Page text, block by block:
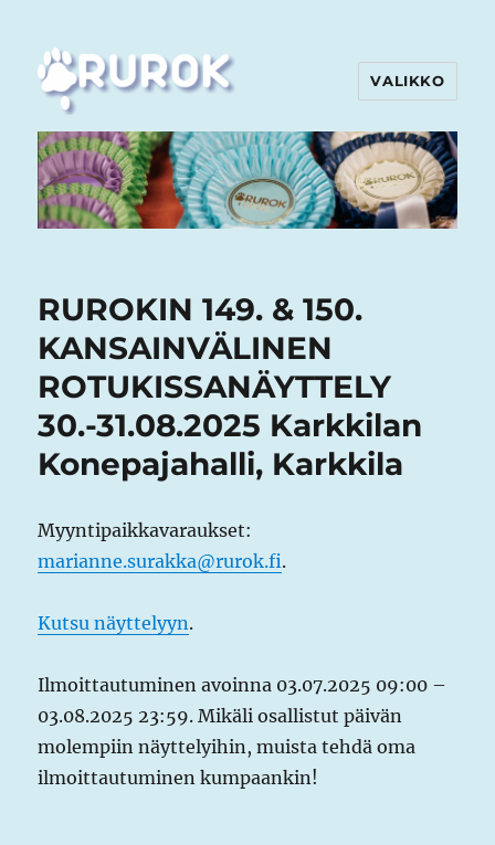
Rurok
VALIKKO
RUROKIN 149. & 150.
KANSAINVÄLINEN
ROTUKISSANÄYTTELY
30.-31.08.2025 Karkkilan
Konepajahalli, Karkkila
Myyntipaikkavaraukset:
marianne.surakka@rurok.fi.
Kutsu näyttelyyn.
Ilmoittautuminen avoinna 03.07.2025 09:00 –
03.08.2025 23:59. Mikäli osallistut päivän
molempiin näyttelyihin, muista tehdä oma
ilmoittautuminen kumpaankin!